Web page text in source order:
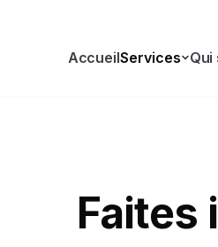
AccueilServices Qui
Faites